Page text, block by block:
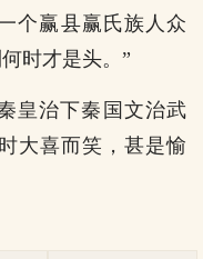
个赢县赢氏族人众
时才是头。”
皇治下秦国文治武
大喜而笑，甚是愉